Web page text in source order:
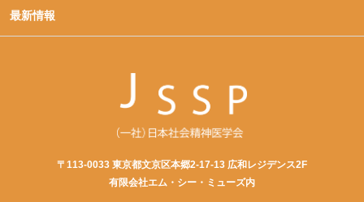
最新情報
〒113-0033 東京都文京区本郷2-17-13 広和レジデンス2F
有限会社エム・シー・ミューズ内